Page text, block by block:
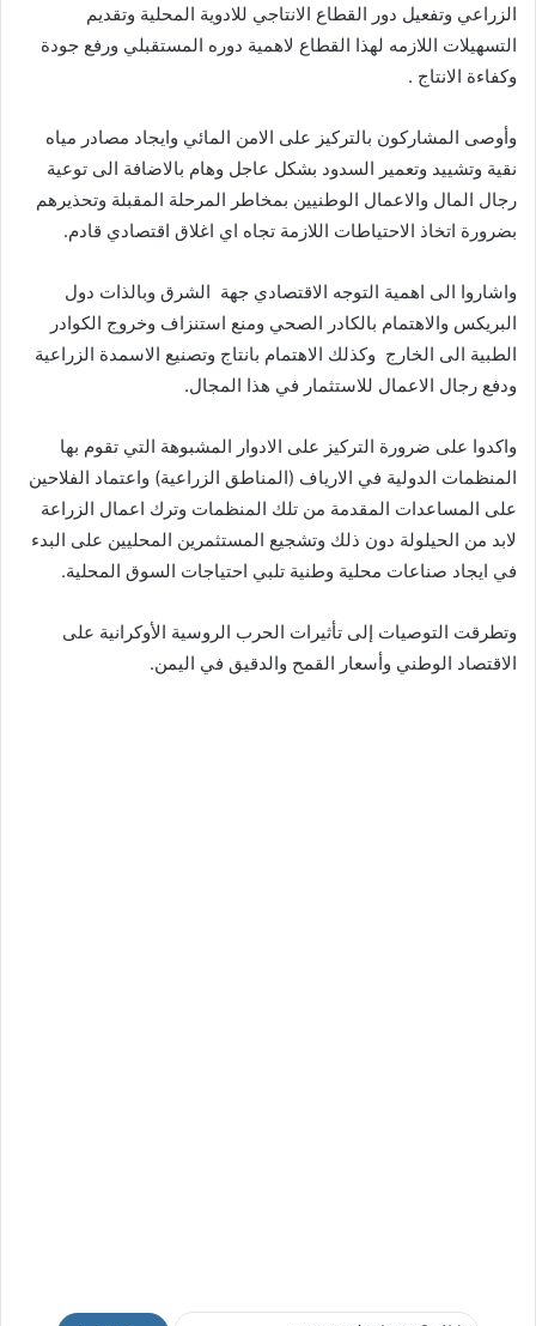
الزراعي وتفعيل دور القطاع الانتاجي للادوية المحلية وتقديم
التسهيلات اللازمه لهذا القطاع لاهمية دوره المستقبلي ورفع جودة
وكفاءة الانتاج .
وأوصى المشاركون بالتركيز على الامن المائي وايجاد مصادر مياه
نقية وتشييد وتعمير السدود بشكل عاجل وهام بالاضافة الى توعية
رجال المال والاعمال الوطنيين بمخاطر المرحلة المقبلة وتحذيرهم
بضرورة اتخاذ الاحتياطات اللازمة تجاه اي اغلاق اقتصادي قادم.
واشاروا الى اهمية التوجه الاقتصادي جهة الشرق وبالذات دول
البريكس والاهتمام بالكادر الصحي ومنع استنزاف وخروج الكوادر
الطبية الى الخارج وكذلك الاهتمام بانتاج وتصنيع الاسمدة الزراعية
ودفع رجال الاعمال للاستثمار في هذا المجال.
واكدوا على ضرورة التركيز على الادوار المشبوهة التي تقوم بها
المنظمات الدولية في الارياف (المناطق الزراعية) واعتماد الفلاحين
على المساعدات المقدمة من تلك المنظمات وترك اعمال الزراعة
لابد من الحيلولة دون ذلك وتشجيع المستثمرين المحليين على البدء
في ايجاد صناعات محلية وطنية تلبي احتياجات السوق المحلية.
وتطرقت التوصيات إلى تأثيرات الحرب الروسية الأوكرانية على
الاقتصاد الوطني وأسعار القمح والدقيق في اليمن.